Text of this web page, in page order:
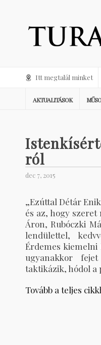
Itt megtalál minket
AKTUALITÁSOK
ról
dec 7, 2015
„Ezúttal Détár
és az, hogy
Áron, Rubóczki
lendülettel,
Érdemes
ugyanakkor
taktikázik, hódol a
Tovább a teljes